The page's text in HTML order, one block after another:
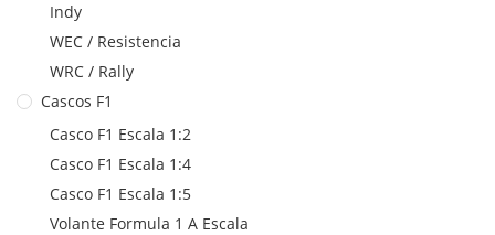
Indy
WEC / Resistencia
WRC / Rally
Cascos F1
Casco F1 Escala 1:2
Casco F1 Escala 1:4
Casco F1 Escala 1:5
Volante Formula 1 A Escala